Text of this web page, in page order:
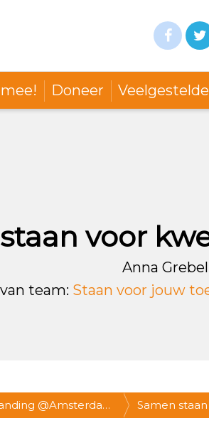
Doneer
voor
Anna Grebel
team: Staan voor jouw
@Amsterdam
Samen